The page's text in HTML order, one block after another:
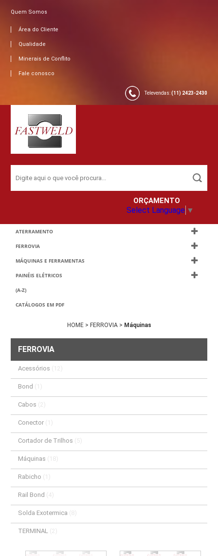
Quem Somos
Área do Cliente
Qualidade
Minerais de Conflito
Fale conosco
Televendas:(11) 2423-2430
ORÇAMENTO
Select Language ▼
ATERRAMENTO
FERROVIA
MÁQUINAS E FERRAMENTAS
PAINÉIS ELÉTRICOS
(A-Z)
CATÁLOGOS EM PDF
HOME > FERROVIA > Máquinas
FERROVIA
Acessórios (12)
Bond (1)
Cabos (2)
Conector (1)
Cortador de Trilhos (5)
Máquinas (18)
Rabicho (1)
Rail Bond (4)
Solda Exotermica (8)
TERMINAL (2)